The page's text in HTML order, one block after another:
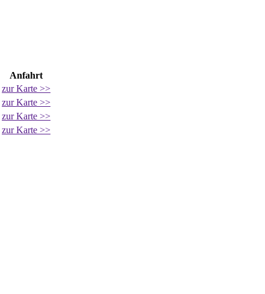
Anfahrt
zur Karte >>
zur Karte >>
zur Karte >>
zur Karte >>